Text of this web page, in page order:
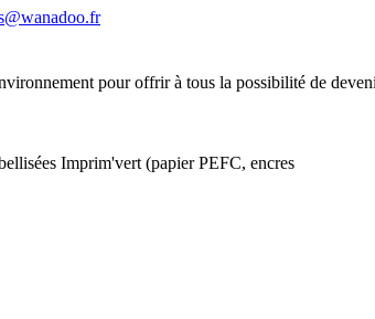
pour offrir à tous la possibilité de
Imprim'vert (papier PEFC, encres